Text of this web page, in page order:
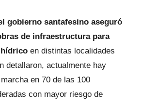
gobierno santafesino aseguró
de infraestructura para
en distintas localidades
detallaron, actualmente hay
en 70 de las 100
con mayor riesgo de